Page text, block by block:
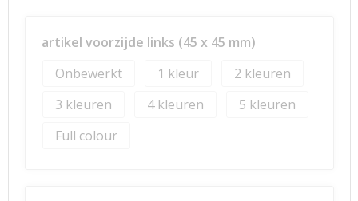
artikel voorzijde links (45 x 45 mm)
Onbewerkt
1
2
3
4
5
Full colour